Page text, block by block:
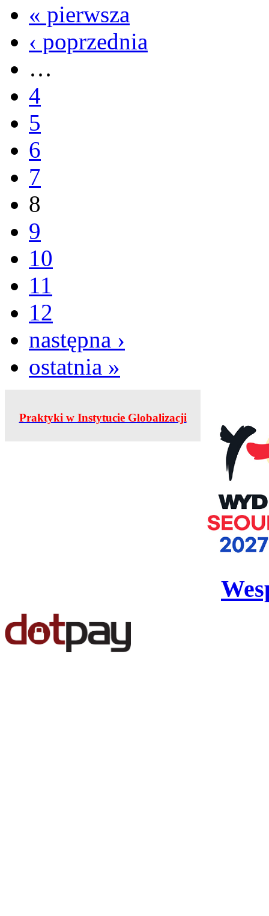
« pierwsza
‹ poprzednia
…
4
5
6
7
8
9
10
11
12
następna ›
ostatnia »
Praktyki w Instytucie Globalizacji